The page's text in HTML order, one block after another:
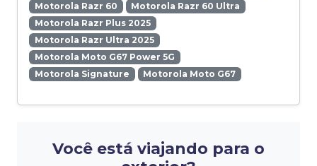
Motorola Razr 60
Motorola Razr 60 Ultra
Motorola Razr Plus 2025
Motorola Razr Ultra 2025
Motorola Moto G67 Power 5G
Motorola Signature
Motorola Moto G67
Você está viajando para o